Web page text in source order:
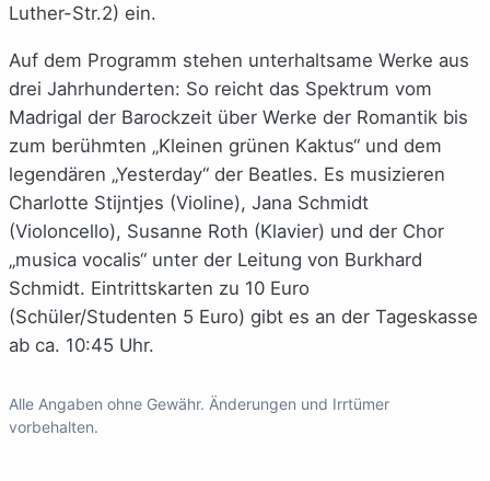
Luther-Str.2) ein.
Auf dem Programm stehen unterhaltsame Werke aus
drei Jahrhunderten: So reicht das Spektrum vom
Madrigal der Barockzeit über Werke der Romantik bis
zum berühmten „Kleinen grünen Kaktus“ und dem
legendären „Yesterday“ der Beatles. Es musizieren
Charlotte Stijntjes (Violine), Jana Schmidt
(Violoncello), Susanne Roth (Klavier) und der Chor
„musica vocalis“ unter der Leitung von Burkhard
Schmidt. Eintrittskarten zu 10 Euro
(Schüler/Studenten 5 Euro) gibt es an der Tageskasse
ab ca. 10:45 Uhr.
Alle Angaben ohne Gewähr. Änderungen und Irrtümer
vorbehalten.